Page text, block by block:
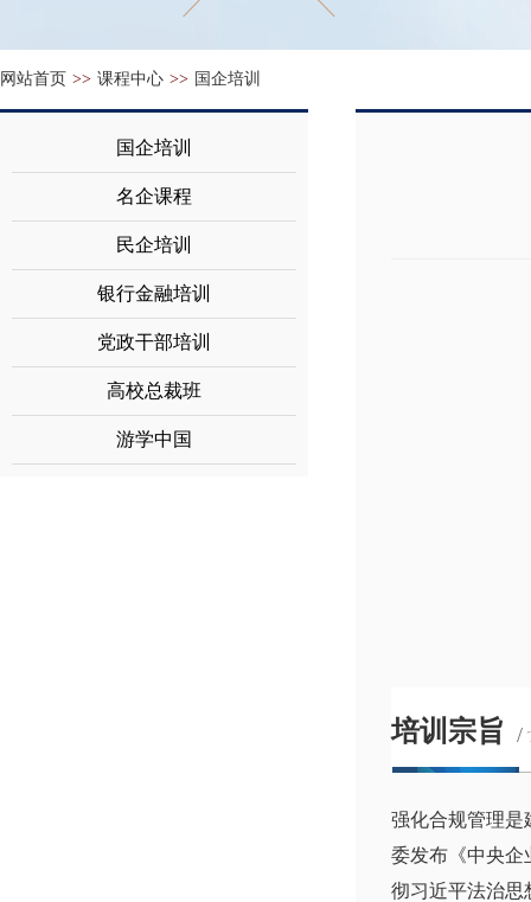
网站首页 >> 课程中心 >> 国企培训
国企培训
名企课程
民企培训
银行金融培训
党政干部培训
高校总裁班
游学中国
培训宗旨 /
强化合规管理是
委发布《中央企
彻习近平法治思